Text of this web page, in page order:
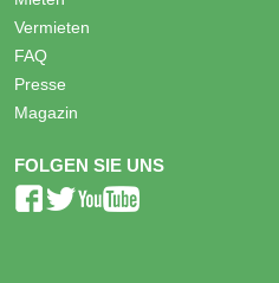
Vermieten
FAQ
Presse
Magazin
FOLGEN SIE UNS